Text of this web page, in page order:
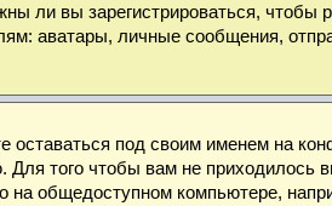
ли вы зарегистрироваться,
аватары, личные сообщения,
оставаться под своим именем на
того чтобы вам не приходилось
общедоступном компьютере,